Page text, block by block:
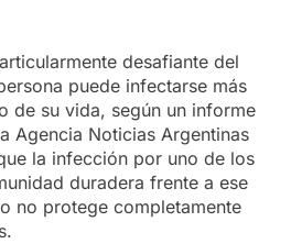
desafiante del
puede infectarse más
de su vida, según un informe
Agencia Noticias Argentinas
la infección por uno de los
duradera frente a ese
no protege completamente